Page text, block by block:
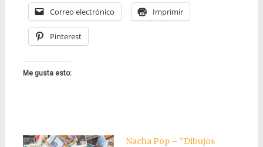
Correo electrónico Imprimir
Pinterest
Me gusta esto:
Nacha Pop – “Dibujos